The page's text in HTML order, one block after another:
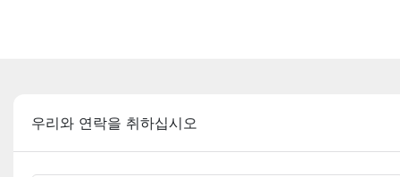
우리와 연락을 취하십시오